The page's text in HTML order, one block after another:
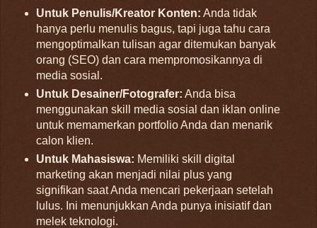
Untuk Penulis/Kreator Konten: Anda tidak
hanya perlu menulis bagus, tapi juga tahu cara
mengoptimalkan tulisan agar ditemukan banyak
orang (SEO) dan cara mempromosikannya di
media sosial.
Untuk Desainer/Fotografer: Anda bisa
menggunakan skill media sosial dan iklan online
untuk memamerkan portfolio Anda dan menarik
calon klien.
Untuk Mahasiswa: Memiliki skill digital
marketing akan menjadi nilai plus yang
signifikan saat Anda mencari pekerjaan setelah
lulus. Ini menunjukkan Anda punya inisiatif dan
melek teknologi.